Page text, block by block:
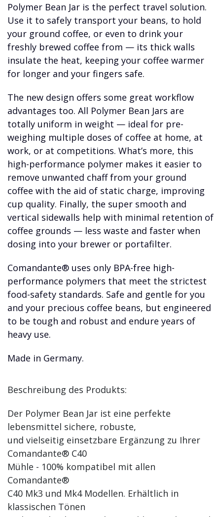
Polymer Bean Jar is the perfect travel solution.
Use it to safely transport your beans, to hold
your ground coffee, or even to drink your
freshly brewed coffee from — its thick walls
insulate the heat, keeping your coffee warmer
for longer and your fingers safe.
The new design offers some great workflow
advantages too. All Polymer Bean Jars are
totally uniform in weight — ideal for pre-
weighing multiple doses of coffee at home, at
work, or at competitions. What’s more, this
high-performance polymer makes it easier to
remove unwanted chaff from your ground
coffee with the aid of static charge, improving
cup quality. Finally, the super smooth and
vertical sidewalls help with minimal retention of
coffee grounds — less waste and faster when
dosing into your brewer or portafilter.
Comandante® uses only BPA-free high-
performance polymers that meet the strictest
food-safety standards. Safe and gentle for you
and your precious coffee beans, but engineered
to be tough and robust and endure years of
heavy use.
Made in Germany.
Beschreibung des Produkts:
Der Polymer Bean Jar ist eine perfekte
lebensmittel sichere, robuste,
und vielseitig einsetzbare Ergänzung zu Ihrer
Comandante® C40
Mühle - 100% kompatibel mit allen
Comandante®
C40 Mk3 und Mk4 Modellen. Erhältlich in
klassischen Tönen